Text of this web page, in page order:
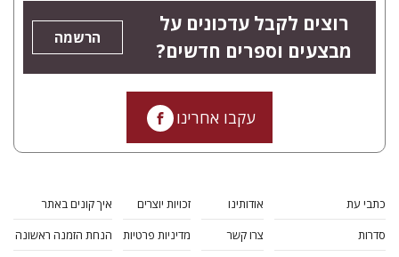
רוצים לקבל עדכונים על
מבצעים וספרים חדשים?
הרשמה
עקבו אחרינו
כתבי עת
סדרות
אודותינו
צרו קשר
זכויות יוצרים
מדיניות פרטיות
איך קונים באתר
הנחת הזמנה ראשונה